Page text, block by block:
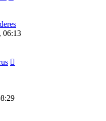
06:13